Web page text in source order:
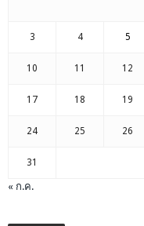
3 4 5
10 11 12
17 18 19
24 25 26
31
« ก.ค.